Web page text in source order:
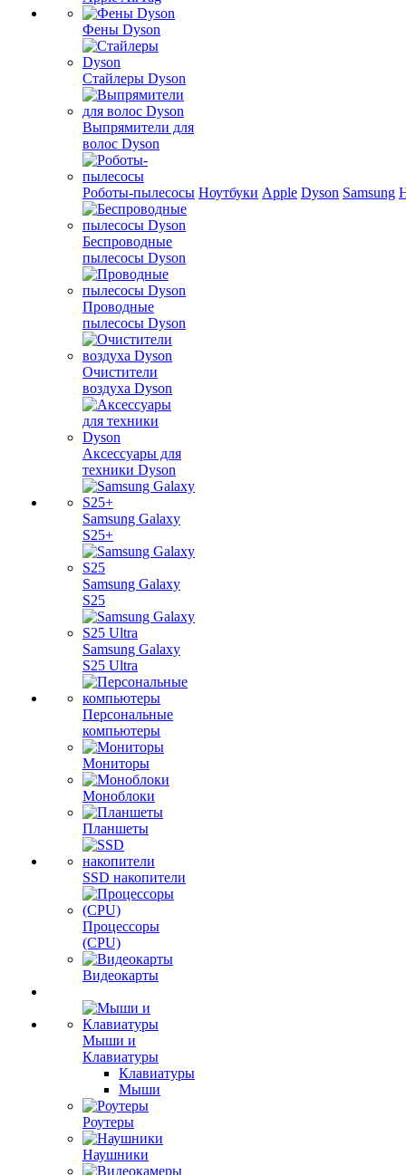
Фены Dyson
Стайлеры Dyson
Выпрямители для
волос Dyson
Роботы-пылесосы
Беспроводные
пылесосы Dyson
Проводные
пылесосы Dyson
Очистители
воздуха Dyson
Аксессуары для
техники Dyson
Samsung Galaxy
S25+
Samsung Galaxy
S25
Samsung Galaxy
S25 Ultra
Персональные
компьютеры
Мониторы
Моноблоки
Планшеты
SSD накопители
Процессоры
(CPU)
Видеокарты
Мыши и
Клавиатуры
Клавиатуры
Мыши
Роутеры
Наушники
Ноутбуки Apple Dyson Samsung